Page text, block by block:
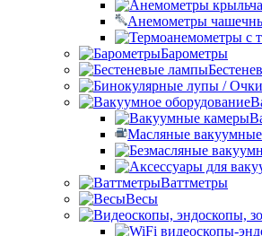
Анемометры
Барометры
Масляные
Ваттметры
Весы